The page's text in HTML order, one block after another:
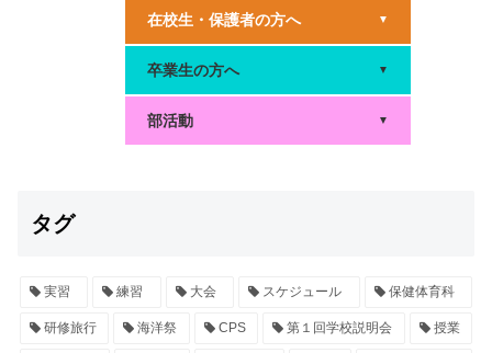
在校生・保護者の方へ ▼
卒業生の方へ ▼
部活動 ▼
タグ
実習 練習 大会 スケジュール 保健体育科
研修旅行 海洋祭 CPS 第１回学校説明会 授業